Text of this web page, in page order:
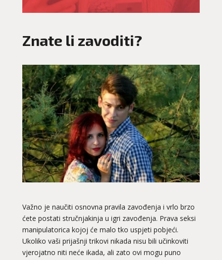
Znate li zavoditi?
Važno je naučiti osnovna pravila zavođenja i vrlo brzo
ćete postati stručnjakinja u igri zavođenja. Prava seksi
manipulatorica kojoj će malo tko uspjeti pobjeći.
Ukoliko vaši prijašnji trikovi nikada nisu bili učinkoviti
vjerojatno niti neće ikada, ali zato ovi mogu puno